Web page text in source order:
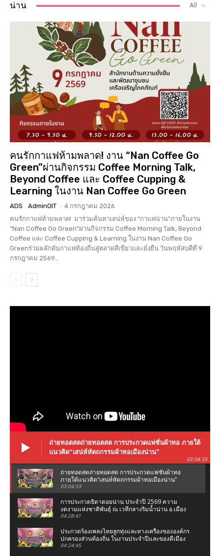
น่าน All
คนรักกาแฟห้ามพลาด! งาน “Nan Coffee Go
Green”ผ่านกิจกรรม Coffee Morning Talk,
Beyond Coffee และ Coffee Cupping &
Learning ในงาน Nan Coffee Go Green
ADS AdminOIT - 4 กรกฎาคม 2026
คนรักกาแฟห้ามพลาด! มาร่วมค้นหาเสน่ห์ของ “กาแฟน่าน”ภายในงาน
“Nan Coffee Go Green”ผ่านกิจกรรม Coffee Morning Talk, Beyond
Coffee และ Coffee Cupping & Learning ในงาน Nan Coffee Go
Greenร่วมผลักดันกาแฟท้องถิ่นสู่ตลาดสีเขียวและยั่งยืน วันพฤหัสบดีที่ 9
กรกฎาคม 2569...
ถ่ายทอดสดถ่ายทอดสด การประกวดแฟชั่นผ้าทอ ภายใต้
แนวคิด“เสน่ห์หัตถกรรมผ้าทอเมืองน่าน”
03:04:33
ถ่ายทอดสดถ่ายทอดสด การประกวดแฟชั่นผ้าทอ
ภายใต้แนวคิด“เสน่ห์หัตถกรรมผ้าทอเมืองน่าน”
03:04:33
การประกวดธิดาดอยน่าน ประจำปี 2569 ความ
งดงามแห่งชาติพันธุ์ ณ เวทีกลางริมน้ำน่าน อ.เมือง
น่าน จ.น่าน
04:28:41
ประกวดร้องเพลงไทยลูกทุ่งและหางเครื่องขององค์กร
ปกครองส่วนท้องถิ่น ในงานประจำปีและของดีเมือง
น่าน 2569
04:24:45